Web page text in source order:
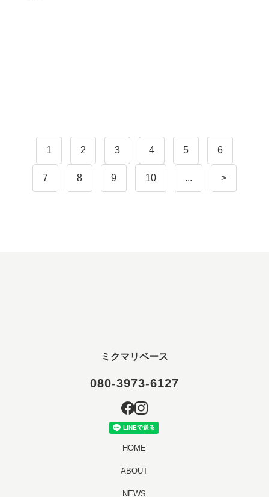
1 2 3 4 5 6
7 8 9 10 ... >
ミクマリベース
080-3973-6127
HOME
ABOUT
NEWS